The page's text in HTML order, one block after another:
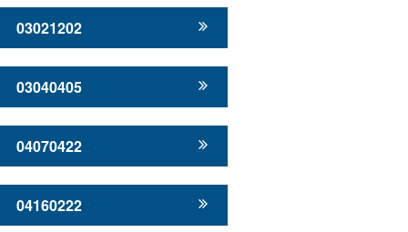
03021202
03040405
04070422
04160222